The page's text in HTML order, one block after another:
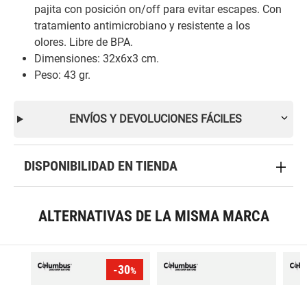
pajita con posición on/off para evitar escapes. Con
tratamiento antimicrobiano y resistente a los
olores. Libre de BPA.
Dimensiones: 32x6x3 cm.
Peso: 43 gr.
ENVÍOS Y DEVOLUCIONES FÁCILES
DISPONIBILIDAD EN TIENDA
ALTERNATIVAS DE LA MISMA MARCA
-30%